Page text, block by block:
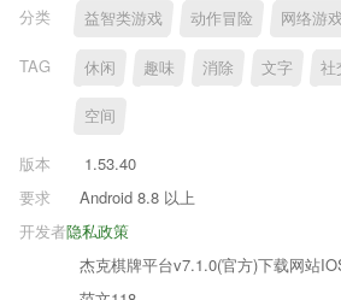
分类
益智类游戏 动作冒险 网络游
TAG 休闲 趣味 消除 文字 社
空间
版本
1.53.40
要求
Android 8.8 以上
隐私政策
开发者
杰克棋牌平台v7.1.0(官方)下载网站